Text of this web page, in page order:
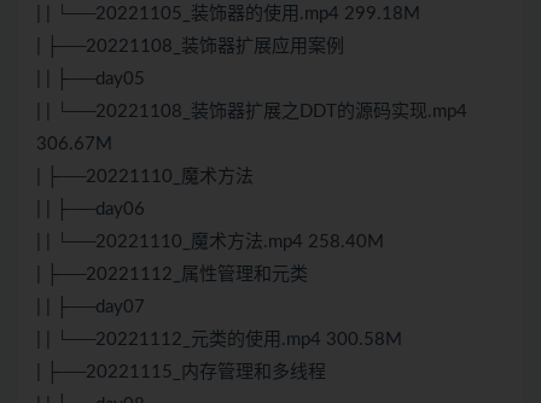
| | └──20221105_装饰器的使用.mp4 299.18M
| ├──20221108_装饰器扩展应用案例
| | ├──day05
| | └──20221108_装饰器扩展之DDT的源码实现.mp4
306.67M
| ├──20221110_魔术方法
| | ├──day06
| | └──20221110_魔术方法.mp4 258.40M
| ├──20221112_属性管理和元类
| | ├──day07
| | └──20221112_元类的使用.mp4 300.58M
| ├──20221115_内存管理和多线程